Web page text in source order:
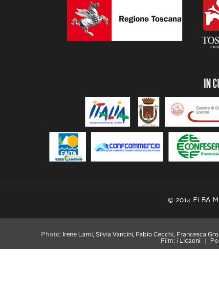
© 2014 ELBA
Photo:
Irene Lami, Silvia Vancini, Fabio Cecchi, Francesca
Film: i Licaoni